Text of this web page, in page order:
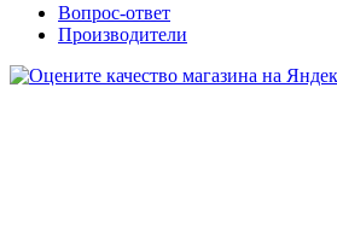
Вопрос-ответ
Производители